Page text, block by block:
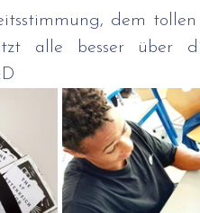
dem tollen
alle besser über